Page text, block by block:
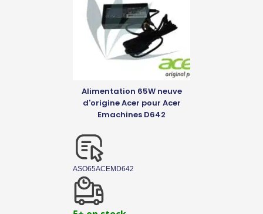
Alimentation 65W neuve
d'origine Acer pour Acer
Emachines D642
ASO65ACEMD642